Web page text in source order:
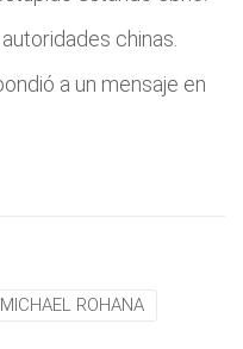
chinas.
a un mensaje en
MICHAEL ROHANA